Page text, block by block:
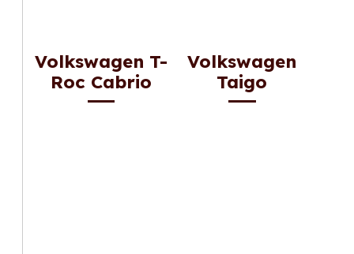
Volkswagen T-
Roc Cabrio
Volkswagen
Taigo